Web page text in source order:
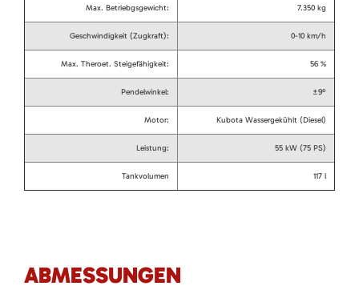
Max. Betriebgsgewicht: 7.350 kg
Geschwindigkeit (Zugkraft): 0-10 km/h
Max. Theroet. Steigefähigkeit: 56 %
Pendelwinkel: ±9º
Motor: Kubota Wassergekühlt (Diesel)
Leistung: 55 kW (75 PS)
Tankvolumen 117 l
ABMESSUNGEN